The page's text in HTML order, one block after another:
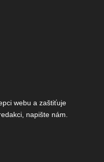
webu a zaštiťuje
redakci,napište nám